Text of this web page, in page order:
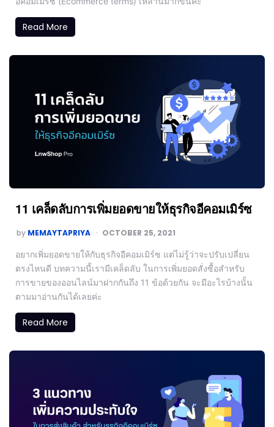
Read More
11 เคล็ดลับการเพิ่มยอดขายให้ธุรกิจอีคอมเมิร์ซ
by MEMAYTAPRIYA OCTOBER 25, 2021
อยากเพิ่มยอดขายให้กับธุรกิจอีคอมเมิร์ซ แต่ไม่รู้ว่าจะปรับเปลี่ยน
ตรงไหนดี บทความนี้เรามีเคล็ดลับ ในการเพิ่มยอดสั่งซื้อสำหรับ
การขายของออนไลน์มาฝากกันถึง 11 ข้อด้วยกัน จะมีอะไรบ้างนั้น
ตามมาอ่านกันได้เลยค่ะ
Read More